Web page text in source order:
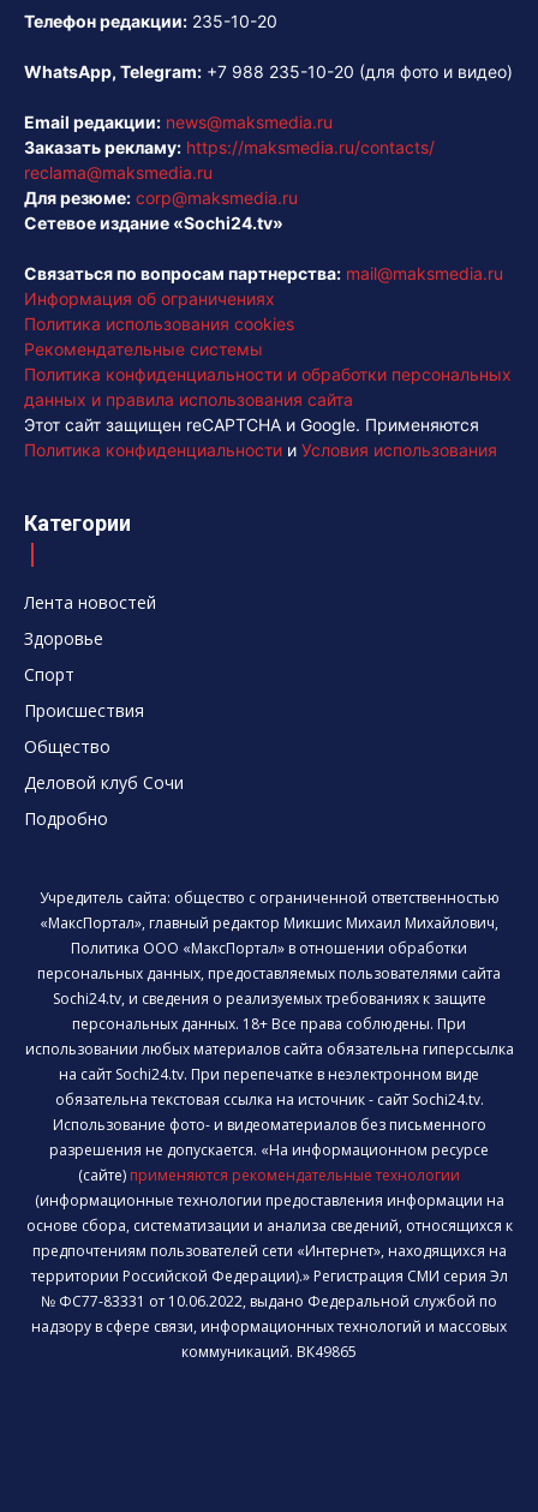
Телефон редакции: 235-10-20
WhatsApp, Telegram: +7 988 235-10-20 (для фото и видео)
Email редакции: news@maksmedia.ru
Заказать рекламу: https://maksmedia.ru/contacts/
reclama@maksmedia.ru
Для резюме: corp@maksmedia.ru
Сетевое издание «Sochi24.tv»
Связаться по вопросам партнерства: mail@maksmedia.ru
Информация об ограничениях
Политика использования cookies
Рекомендательные системы
Политика конфиденциальности и обработки персональных
данных и правила использования сайта
Этот сайт защищен reCAPTCHA и Google. Применяются
Политика конфиденциальности и Условия использования
Категории
Лента новостей
Здоровье
Спорт
Происшествия
Общество
Деловой клуб Сочи
Подробно
Учредитель сайта: общество с ограниченной ответственностью
«МаксПортал», главный редактор Микшис Михаил Михайлович,
Политика ООО «МаксПортал» в отношении обработки
персональных данных, предоставляемых пользователями сайта
Sochi24.tv, и сведения о реализуемых требованиях к защите
персональных данных. 18+ Все права соблюдены. При
использовании любых материалов сайта обязательна гиперссылка
на сайт Sochi24.tv. При перепечатке в неэлектронном виде
обязательна текстовая ссылка на источник - сайт Sochi24.tv.
Использование фото- и видеоматериалов без письменного
разрешения не допускается. «На информационном ресурсе
(сайте) применяются рекомендательные технологии
(информационные технологии предоставления информации на
основе сбора, систематизации и анализа сведений, относящихся к
предпочтениям пользователей сети «Интернет», находящихся на
территории Российской Федерации).» Регистрация СМИ серия Эл
№ ФС77-83331 от 10.06.2022, выдано Федеральной службой по
надзору в сфере связи, информационных технологий и массовых
коммуникаций. ВК49865